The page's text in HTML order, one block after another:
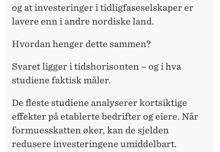
og at investeringer i tidligfaseselskaper er
lavere enn i andre nordiske land.
Hvordan henger dette sammen?
Svaret ligger i tidshorisonten – og i hva
studiene faktisk måler.
De fleste studiene analyserer kortsiktige
effekter på etablerte bedrifter og eiere. Når
formuesskatten øker, kan de sjelden
redusere investeringene umiddelbart.